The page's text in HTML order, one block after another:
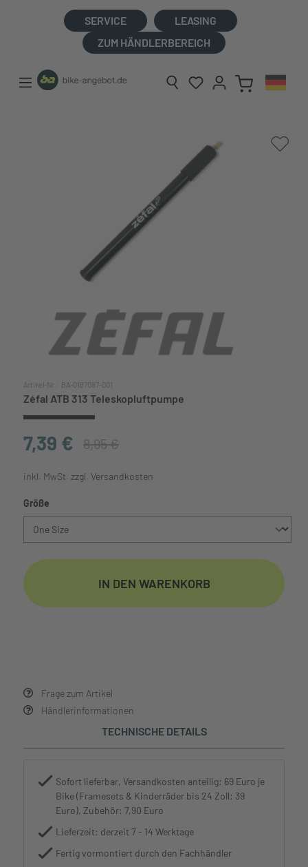
SERVICE
LEASING
ZUM HÄNDLERBEREICH
Artikel-Nr.: BA-0187087-001
Zéfal ATB 313 Teleskopluftpumpe
7,39 € 8,95 €
inkl. MwSt. zzgl. Versandkosten
Frage zum Artikel
Händlerinformationen
Größe
IN DEN WARENKORB
TECHNISCHE DETAILS
Sofort lieferbar, Versandkosten anteilig: 69 Euro je
Bike (Framesets & Kinderräder bis 24 Zoll: 39
Euro), Zubehör: 7,90 Euro
Lieferzeit: derzeit 7 - 14 Werktage
Fertig vormontiert durch den Fachhändler